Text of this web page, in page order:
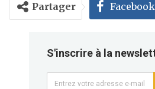
Partager Facebook
S'inscrire à la